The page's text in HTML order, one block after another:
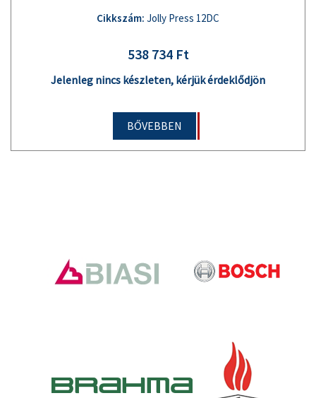
Cikkszám: Jolly Press 12DC
538 734 Ft
Jelenleg nincs készleten, kérjük érdeklődjön
BŐVEBBEN